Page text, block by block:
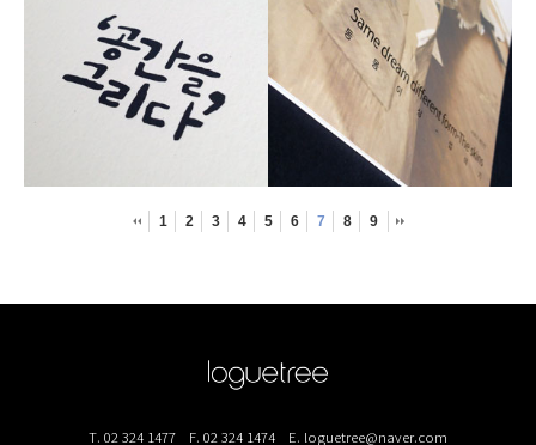
1 2 3 4 5 6 7 8 9
T. 02 324 1477 F. 02 324 1474 E. loguetree@naver.com